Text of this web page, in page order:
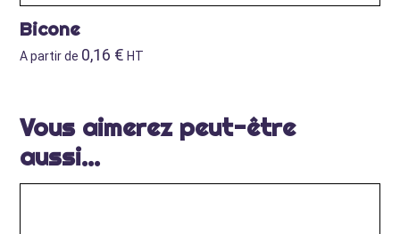
Bicone
A partir de 0,16 € HT
Vous aimerez peut-être
aussi…